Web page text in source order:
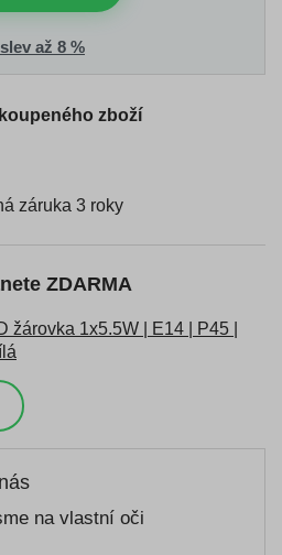
až 8 %
zboží
záruka 3 roky
ZDARMA
žárovka 1x5.5W | E14 | P45 |
na vlastní oči